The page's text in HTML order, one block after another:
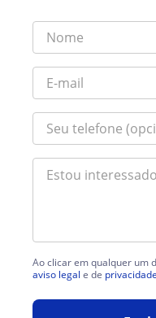
Ao clicar em qualquer um
aviso legal e de privacidade